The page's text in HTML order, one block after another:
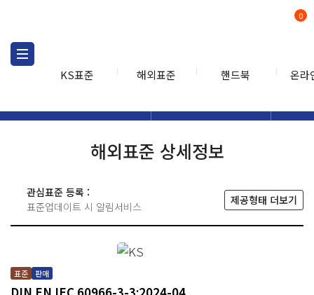
KS표준 해외표준 핸드북 온라
0
해외표준 상세정보
관심표준 등록 :
표준업데이트 시 알림서비스
제공형태 더보기
표준 판매